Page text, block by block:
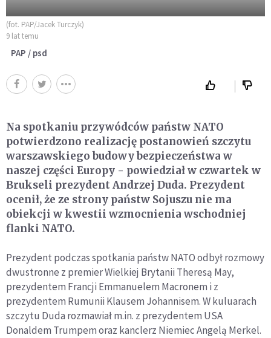
(fot. PAP/Jacek Turczyk)
9 lat temu
PAP / psd
Na spotkaniu przywódców państw NATO
potwierdzono realizację postanowień szczytu
warszawskiego budowy bezpieczeństwa w
naszej części Europy - powiedział w czwartek w
Brukseli prezydent Andrzej Duda. Prezydent
ocenił, że ze strony państw Sojuszu nie ma
obiekcji w kwestii wzmocnienia wschodniej
flanki NATO.
Prezydent podczas spotkania państw NATO odbył rozmowy
dwustronne z premier Wielkiej Brytanii Theresą May,
prezydentem Francji Emmanuelem Macronem i z
prezydentem Rumunii Klausem Johannisem. W kuluarach
szczytu Duda rozmawiał m.in. z prezydentem USA
Donaldem Trumpem oraz kanclerz Niemiec Angelą Merkel.